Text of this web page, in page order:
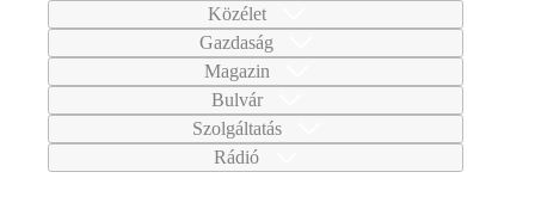
Közélet
Gazdaság
Magazin
Bulvár
Szolgáltatás
Rádió